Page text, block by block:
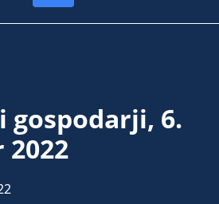
gospodarji, 6.
2022